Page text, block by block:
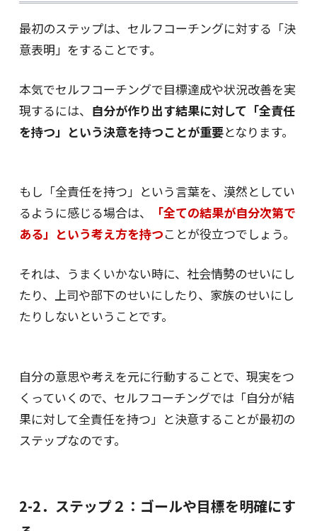
最初のステップは、セルフコーチングに対する「決
意表明」をすることです。
本気でセルフコーチングで目標達成や状況改善を実
現するには、 自分が作り出す結果に対して「全責任
を持つ」という決意を持つことが重要となります。
もし「全責任を持つ」という言葉を、漠然としてい
るように感じる場合は、
「全ての結果が自分次第で
ある」という考え方を持つことが役立つでしょう。
それは、うまくいかない時に、社会情勢のせいにし
たり、上司や部下のせいにしたり、家族のせいにし
たりしないということです。
自分の意思や考えを元に行動することで、現実をつ
くっていくので、セルフコーチングでは「自分が結
果に対して全責任を持つ」と決意することが最初の
ステップなのです。
2-2．ステップ２：ゴールや目標を明確にす